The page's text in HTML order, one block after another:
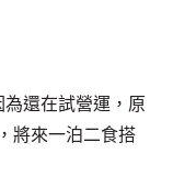
為還在試營運，原
將來一泊二食搭